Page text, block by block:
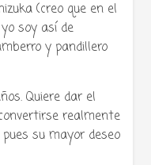
(creo que en el
soy así de
y pandillero
Quiere dar el
realmente
su mayor deseo